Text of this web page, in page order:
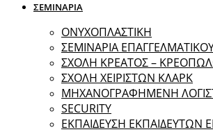
ΣΕΜΙΝΑΡΙΑ
ΟΝΥΧΟΠΛΑΣΤΙΚΗ
ΣΕΜΙΝΑΡΙΑ
ΣΧΟΛΗ ΚΡΕΑΤΟΣ –
ΣΧΟΛΗ ΧΕΙΡΙΣΤΩΝ ΚΛΑΡΚ
ΜΗΧΑΝΟΓΡΑΦΗΜΕΝΗ
SECURITY
ΕΚΠΑΙΔΕΥΣΗ ΕΚΠΑΙΔΕΥΤΩΝ